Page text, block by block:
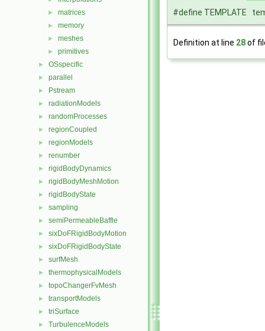
► matrices
► memory
► meshes
► primitives
► OSspecific
► parallel
► Pstream
► radiationModels
► randomProcesses
► regionCoupled
► regionModels
► renumber
► rigidBodyDynamics
► rigidBodyMeshMotion
► rigidBodyState
► sampling
► semiPermeableBaffle
► sixDoFRigidBodyMotion
► sixDoFRigidBodyState
► surfMesh
► thermophysicalModels
► topoChangerFvMesh
► transportModels
► triSurface
► TurbulenceModels
#define TEMPLATE
Definition at line 28of